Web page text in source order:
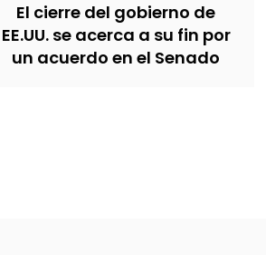
El cierre del gobierno de
EE.UU. se acerca a su fin por
un acuerdo en el Senado